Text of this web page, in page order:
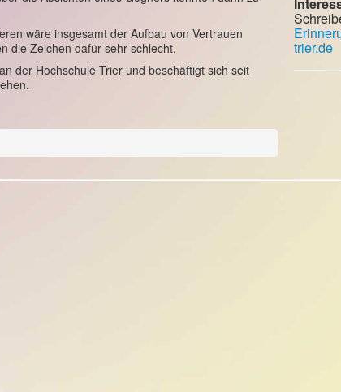
wäre insgesamt der Aufbau von Vertrauen
die Zeichen dafür sehr schlecht.
der Hochschule Trier und beschäftigt sich seit
trier.de